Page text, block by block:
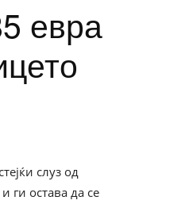
евра
слуз од
ги остава да се